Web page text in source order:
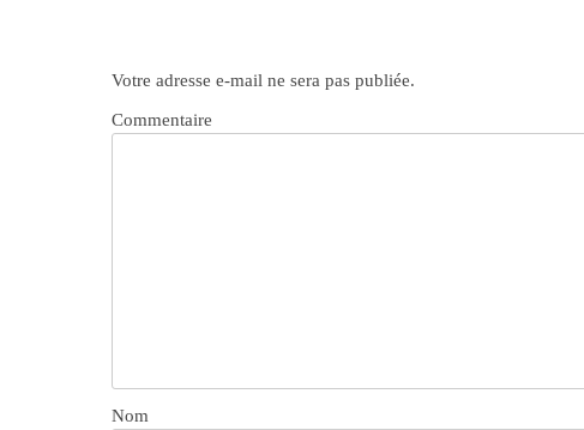
Votre adresse e-mail ne sera pas publiée.
Commentaire
Nom